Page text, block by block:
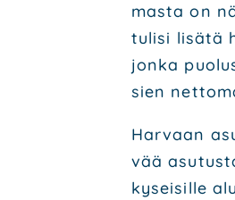
mas­ta on
tuli­si lisä­tä
jon­ka
sien
Har­vaan
vää
kysei­sil­le